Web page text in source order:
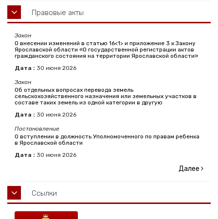
Правовые акты
Закон
О внесении изменений в статью 16<1> и приложение 3 к Закону
Ярославской области «О государственной регистрации актов
гражданского состояния на территории Ярославской области»
Дата : 30 июня 2026
Закон
Об отдельных вопросах перевода земель
сельскохозяйственного назначения или земельных участков в
составе таких земель из одной категории в другую
Дата : 30 июня 2026
Постановление
О вступлении в должность Уполномоченного по правам ребенка
в Ярославской области
Дата : 30 июня 2026
Далее
Ссылки